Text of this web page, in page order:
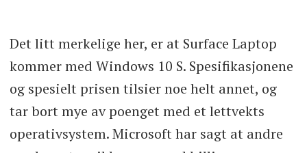
Det litt merkelige her, er at Surface Laptop
kommer med Windows 10 S. Spesifikasjonene
og spesielt prisen tilsier noe helt annet, og
tar bort mye av poenget med et lettvekts
operativsystem. Microsoft har sagt at andre